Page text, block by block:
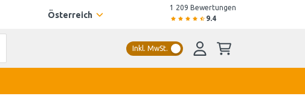
Österreich
1 209 Bewertungen
9.4
Inkl. MwSt.